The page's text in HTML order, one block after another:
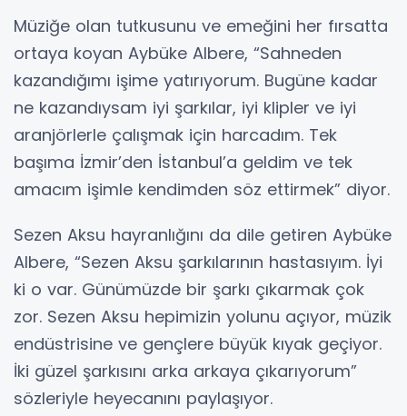
Müziğe olan tutkusunu ve emeğini her fırsatta
ortaya koyan Aybüke Albere, “Sahneden
kazandığımı işime yatırıyorum. Bugüne kadar
ne kazandıysam iyi şarkılar, iyi klipler ve iyi
aranjörlerle çalışmak için harcadım. Tek
başıma İzmir’den İstanbul’a geldim ve tek
amacım işimle kendimden söz ettirmek” diyor.
Sezen Aksu hayranlığını da dile getiren Aybüke
Albere, “Sezen Aksu şarkılarının hastasıyım. İyi
ki o var. Günümüzde bir şarkı çıkarmak çok
zor. Sezen Aksu hepimizin yolunu açıyor, müzik
endüstrisine ve gençlere büyük kıyak geçiyor.
İki güzel şarkısını arka arkaya çıkarıyorum”
sözleriyle heyecanını paylaşıyor.